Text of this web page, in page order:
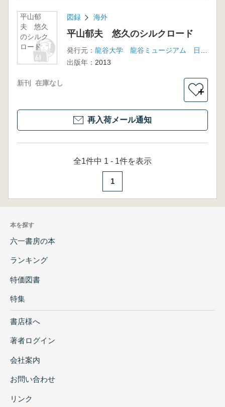
平山郁
夫 悠久
のシルク
ロード
図録 海外
平山郁夫 悠久のシルクロード
発行元：
出版年： 2013
新刊 在庫なし
＋
再入荷メール通知
全1件中 1 - 1件を表示
1
本を探す
六一書房の本
ランキング
特価図書
特集
書店様へ
著者ログイン
会社案内
お問い合わせ
リンク